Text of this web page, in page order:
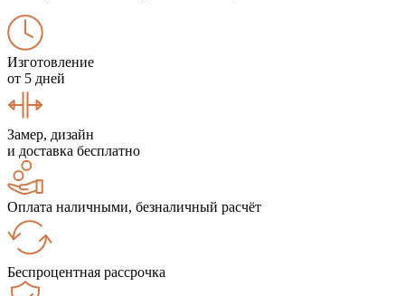
Изготовление
от 5 дней
Замер, дизайн
и доставка бесплатно
Оплата наличными, безналичный расчёт
Беспроцентная рассрочка